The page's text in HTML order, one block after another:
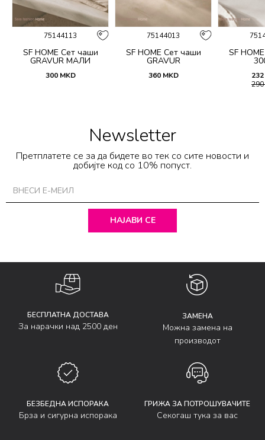
75144113
SF HOME Сет чаши
GRAVUR МАЛИ
300 MKD
75144013
SF HOME Сет чаши
GRAVUR
360 MKD
SF
232
290
Newsletter
Претплатете се за да бидете во тек со сите новости и
добијте код со 10% попуст.
НАЈАВИ СЕ
БЕСПЛАТНА ДОСТАВА
За нарачки над 2500 ден
ЗАМЕНА
Можна замена на
производот
БЕЗБЕДНА ИСПОРАКА
Брза и сигурна испорака
ГРИЖА ЗА ПОТРОШУВАЧИТЕ
Секогаш тука за вас